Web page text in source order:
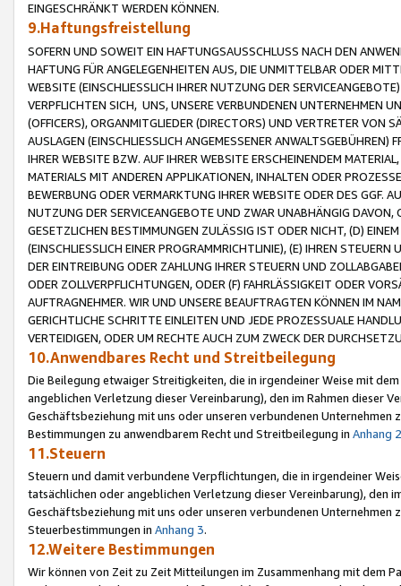
EINGESCHRÄNKT WERDEN KÖNNEN.
9.Haftungsfreistellung
SOFERN UND SOWEIT EIN HAFTUNGSAUSSCHLUSS NACH DEN
HAFTUNG FÜR ANGELEGENHEITEN AUS, DIE UNMITTELBAR ODER
WEBSITE (EINSCHLIESSLICH IHRER NUTZUNG DER
VERPFLICHTEN SICH, UNS, UNSERE VERBUNDENEN UNTERNEHMEN
(OFFICERS), ORGANMITGLIEDER (DIRECTORS) UND VERTRETER VON
AUSLAGEN (EINSCHLIESSLICH ANGEMESSENER
IHRER WEBSITE BZW. AUF IHRER WEBSITE ERSCHEINENDEM
MATERIALS MIT ANDEREN APPLIKATIONEN, INHALTEN ODER
BEWERBUNG ODER VERMARKTUNG IHRER WEBSITE ODER DES GGF.
NUTZUNG DER SERVICEANGEBOTE UND ZWAR UNABHÄNGIG
GESETZLICHEN BESTIMMUNGEN ZULÄSSIG IST ODER NICHT, (D)
(EINSCHLIESSLICH EINER PROGRAMMRICHTLINIE), (E) IHREN
DER EINTREIBUNG ODER ZAHLUNG IHRER STEUERN UND
ODER ZOLLVERPFLICHTUNGEN, ODER (F) FAHRLÄSSIGKEIT ODER
AUFTRAGNEHMER. WIR UND UNSERE BEAUFTRAGTEN KÖNNEN IM
GERICHTLICHE SCHRITTE EINLEITEN UND JEDE PROZESSUALE
VERTEIDIGEN, ODER UM RECHTE AUCH ZUM ZWECK DER
10.Anwendbares Recht und Streitbeilegung
Die Beilegung etwaiger Streitigkeiten, die in irgendeiner Weise mit
angeblichen Verletzung dieser Vereinbarung), den im Rahmen dieser
Geschäftsbeziehung mit uns oder unseren verbundenen
Bestimmungen zu anwendbarem Recht und Streitbeilegung in Anhang 2
11.Steuern
Steuern und damit verbundene Verpflichtungen, die in irgendeiner
tatsächlichen oder angeblichen Verletzung dieser Vereinbarung), den
Geschäftsbeziehung mit uns oder unseren verbundenen
Steuerbestimmungen in Anhang 3.
12.Weitere Bestimmungen
Wir können von Zeit zu Zeit Mitteilungen im Zusammenhang mit dem